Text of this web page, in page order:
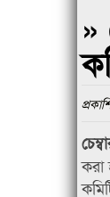
»
করা